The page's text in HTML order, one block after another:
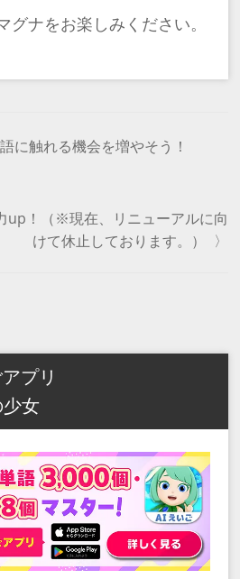
グナをお楽しみください。
に触れる機会を増やそう！
up！（※現在、リニューアルに向
けて休止しております。）
〉
プリ
女